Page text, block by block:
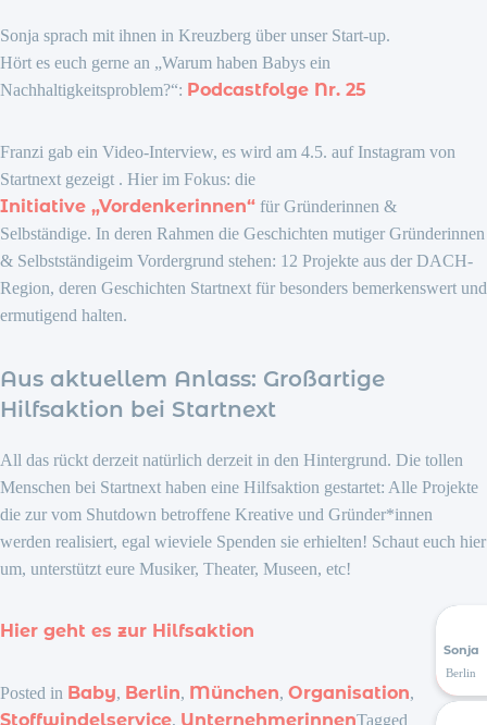
Sonja
Berlin
Sonja sprach mit ihnen in Kreuzberg über unser Start-up.
Hört es euch gerne an „Warum haben Babys ein
Nachhaltigkeitsproblem?“: Podcastfolge Nr. 25
Franzi gab ein Video-Interview, es wird am 4.5. auf Instagram von
Startnext gezeigt . Hier im Fokus: die
Initiative „Vordenkerinnen“ für Gründerinnen &
Selbständige. In deren Rahmen die Geschichten mutiger Gründerinnen
& Selbstständigeim Vordergrund stehen: 12 Projekte aus der DACH-
Region, deren Geschichten Startnext für besonders bemerkenswert und
ermutigend halten.
Aus aktuellem Anlass: Großartige
Hilfsaktion bei Startnext
All das rückt derzeit natürlich derzeit in den Hintergrund. Die tollen
Menschen bei Startnext haben eine Hilfsaktion gestartet: Alle Projekte
die zur vom Shutdown betroffene Kreative und Gründer*innen
werden realisiert, egal wieviele Spenden sie erhielten! Schaut euch hier
um, unterstützt eure Musiker, Theater, Museen, etc!
Hier geht es zur Hilfsaktion
Posted in Baby, Berlin, München, Organisation,
Stoffwindelservice, UnternehmerinnenTagged